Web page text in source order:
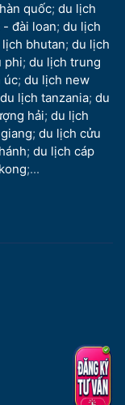
quốc; du lịch
đài loan; du lịch
bhutan; du lịch
phi; du lịch trung
úc; du lịch new
du lịch tanzania; du
hải; du lịch
; du lịch cửu
; du lịch cáp
;...